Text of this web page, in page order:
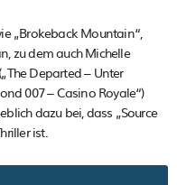
„Brokeback Mountain“,
zu dem auch Michelle
Departed – Unter
007 – Casino Royale“)
dazu bei, dass „Source
ist.